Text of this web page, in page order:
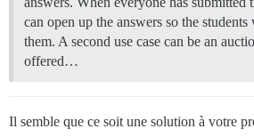
can open up the answers so the
them. A second use case can be an
offered…
Il semble que ce soit une solution à votre